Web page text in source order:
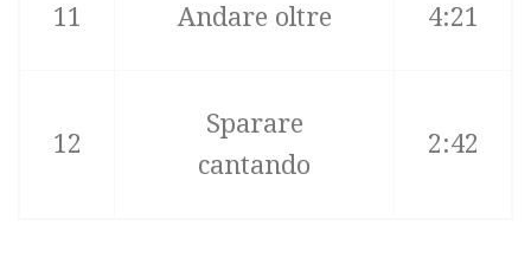
11 Andare oltre 4:21
12
Sparare
cantando
2:42